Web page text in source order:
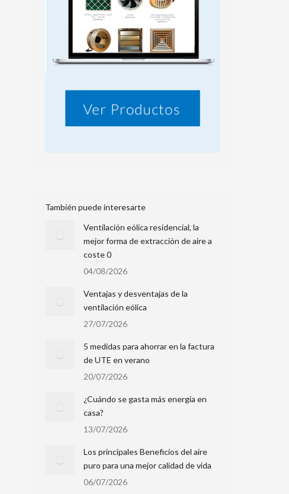
También puede interesarte
Ventilación eólica residencial, la
mejor forma de extracción de aire a
coste 0
04/08/2026
Ventajas y desventajas de la
ventilación eólica
27/07/2026
5 medidas para ahorrar en la factura
de UTE en verano
20/07/2026
¿Cuándo se gasta más energía en
casa?
13/07/2026
Los principales Beneficios del aire
puro para una mejor calidad de vida
06/07/2026